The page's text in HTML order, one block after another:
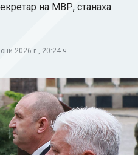
на МВР, станаха
2026 г., 20:24 ч.